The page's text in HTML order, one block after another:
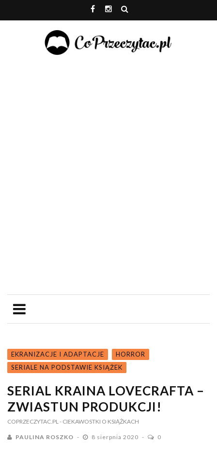
EKRANIZACJE I ADAPTACJE
HORROR
SERIALE NA PODSTAWIE KSIĄŻEK
SERIAL KRAINA LOVECRAFTA –
ZWIASTUN PRODUKCJI!
COPRZECZYTAC.PL - CIEKAWOSTKI O KSIĄŻKACH
PAULINA ROSZKO 8 sierpnia 2020 0